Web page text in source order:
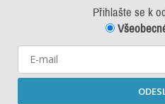
Přihlašte se k